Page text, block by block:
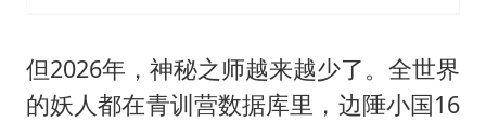
但2026年，神秘之师越来越少了。全世界
的妖人都在青训营数据库里，边陲小国16